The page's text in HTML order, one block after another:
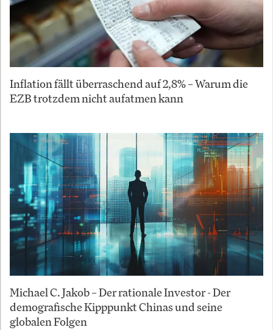
Inflation fällt überraschend auf 2,8% – Warum die
EZB trotzdem nicht aufatmen kann
Michael C. Jakob – Der rationale Investor - Der
demografische Kipppunkt Chinas und seine
globalen Folgen